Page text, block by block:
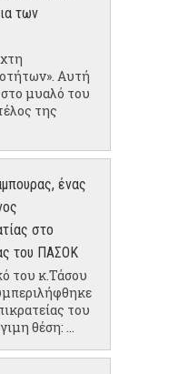
των
Αυτή
μυαλό του
της
ένας
στο
του ΠΑΣΟΚ
του κ.Τάσου
του
θέση: ...